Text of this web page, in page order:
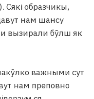
Сякі образчикы,
нам шансу
вызирали бӯлш як
важными сут
нам преповно